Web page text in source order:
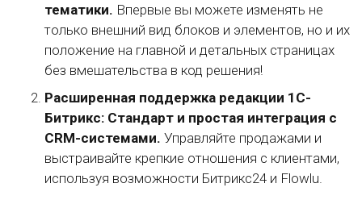
тематики. Впервые вы можете изменять не
только внешний вид блоков и элементов, но и их
положение на главной и детальных страницах
без вмешательства в код решения!
Расширенная поддержка редакции 1С-
Битрикс: Стандарт и простая интеграция с
CRM-системами. Управляйте продажами и
выстраивайте крепкие отношения с клиентами,
используя возможности Битрикс24 и Flowlu.